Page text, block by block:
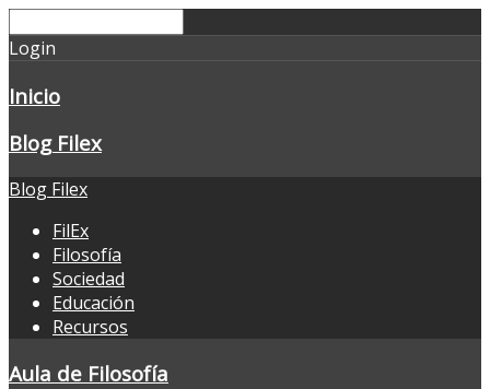
Login
Inicio
Blog Filex
Blog Filex
FilEx
Filosofía
Sociedad
Educación
Recursos
Aula de Filosofía